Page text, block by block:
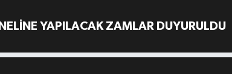
YAPILACAK ZAMLAR DUYURULDU